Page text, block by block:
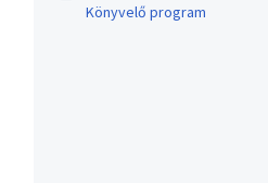
Könyvelő program